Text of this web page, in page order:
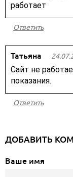
работает
Ответить
Татьяна
Сайт не
показания.
Ответить
ДОБАВИТЬ
Ваше имя